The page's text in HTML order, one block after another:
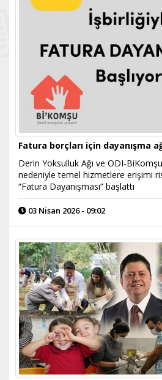
Fatura borçları için dayanışma
Derin Yoksulluk Ağı ve ODI-
nedeniyle temel hizmetlere erişimi
“Fatura Dayanışması” başlattı
03 Nisan 2026 - 09:02